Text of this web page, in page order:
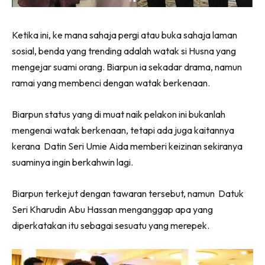
Ketika ini, ke mana sahaja pergi atau buka sahaja laman
sosial, benda yang trending adalah watak si Husna yang
mengejar suami orang. Biarpun ia sekadar drama, namun
ramai yang membenci dengan watak berkenaan.
Biarpun status yang di muat naik pelakon ini bukanlah
mengenai watak berkenaan, tetapi ada juga kaitannya
kerana Datin Seri Umie Aida memberi keizinan sekiranya
suaminya ingin berkahwin lagi.
Biarpun terkejut dengan tawaran tersebut, namun Datuk
Seri Kharudin Abu Hassan menganggap apa yang
diperkatakan itu sebagai sesuatu yang merepek.